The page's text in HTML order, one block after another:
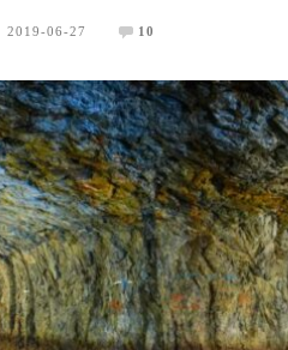
2019-06-27 10